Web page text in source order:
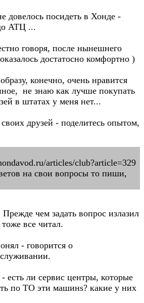
довелось посидеть в Хонде -
АТЦ ...
говоря, после нынешнего
достатосно комфортно )
конечно, очень нравится
не знаю как лучше покупать
в штатах у меня нет...
друзей - поделитесь опытом,
articles/club?article=329
на свои вопросы то пиши,
чем задать вопрос излазил
все читал.
- говорится о
есть ли сервис центры, которые
по ТО эти машинs? какие у них